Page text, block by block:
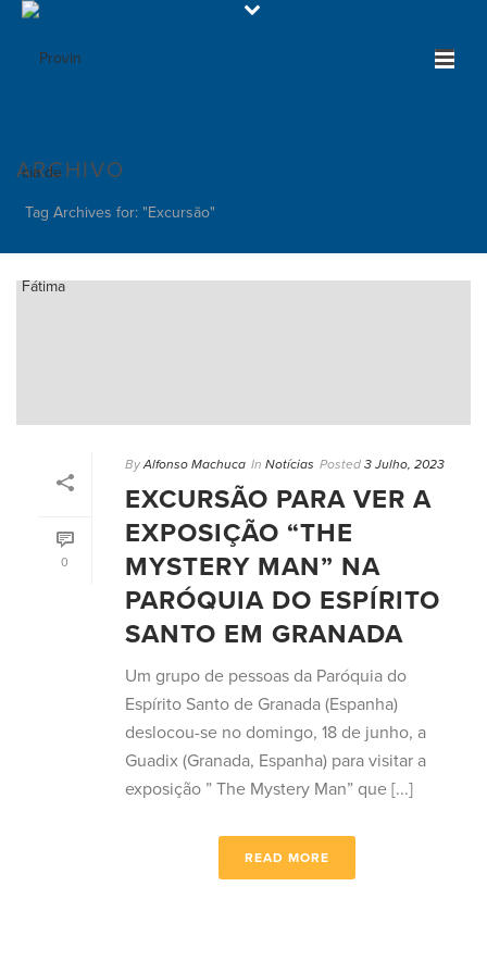
ARCHIVO
Tag Archives for: "Excursão"
0
By Alfonso Machuca In Notícias Posted 3 Julho, 2023
EXCURSÃO PARA VER A
EXPOSIÇÃO “THE
MYSTERY MAN” NA
PARÓQUIA DO ESPÍRITO
SANTO EM GRANADA
Um grupo de pessoas da Paróquia do
Espírito Santo de Granada (Espanha)
deslocou-se no domingo, 18 de junho, a
Guadix (Granada, Espanha) para visitar a
exposição ” The Mystery Man” que [...]
READ MORE